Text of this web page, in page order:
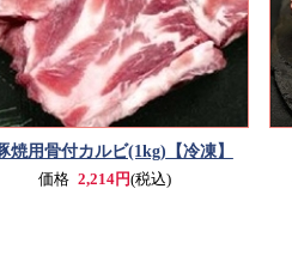
焼用骨付カルビ(1kg) 【冷凍】
価格 2,214円(税込)